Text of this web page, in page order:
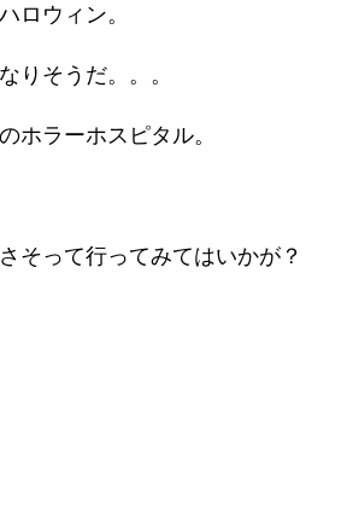
ロウィン。
りそうだ。。。
ホラーホスピタル。
そって行ってみてはいかが？